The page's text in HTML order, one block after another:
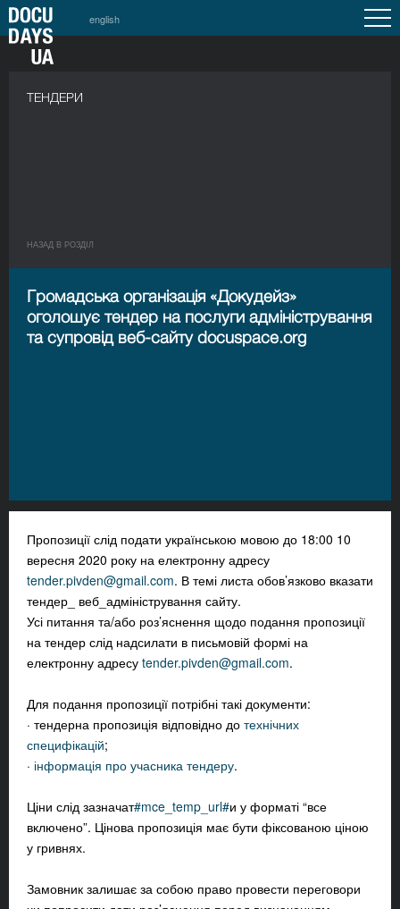
english
ТЕНДЕРИ
НАЗАД В РОЗДIЛ
Громадська організація «Докудейз»
оголошує тендер на послуги адміністрування
та супровід веб-сайту docuspace.org
Пропозиції слід подати українською мовою до 18:00 10
вересня 2020 року на електронну адресу
tender.pivden@gmail.com. В темі листа обов’язково вказати
тендер_ веб_адміністрування сайту.
Усі питання та/або роз’яснення щодо подання пропозиції
на тендер слід надсилати в письмовій формі на
електронну адресу tender.pivden@gmail.com.
Для подання пропозиції потрібні такі документи:
· тендерна пропозиція відповідно до технічних
специфікацій;
· інформація про учасника тендеру.
Ціни слід зазначат#mce_temp_url#и у форматі “все
включено”. Цінова пропозиція має бути фіксованою ціною
у гривнях.
Замовник залишає за собою право провести переговори